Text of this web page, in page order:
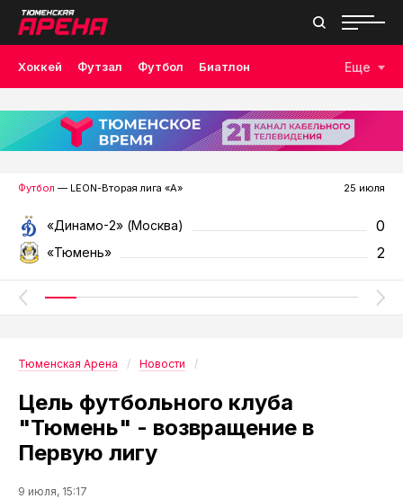
Хоккей Футзал Футбол Биатлон
Лыжные гонки Волейбол Плавание Дзюдо
Скалолазание Велоспорт Бокс
Еще
Футбол — LEON-Вторая лига «А» 25 июля
«Динамо-2» (Москва) 0
«Тюмень» 2
Тюменская Арена Новости
Цель футбольного клуба
"Тюмень" - возвращение в
Первую лигу
9 июля, 15:17